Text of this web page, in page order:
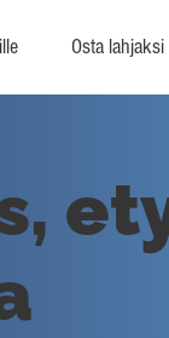
Osta lahjaksi